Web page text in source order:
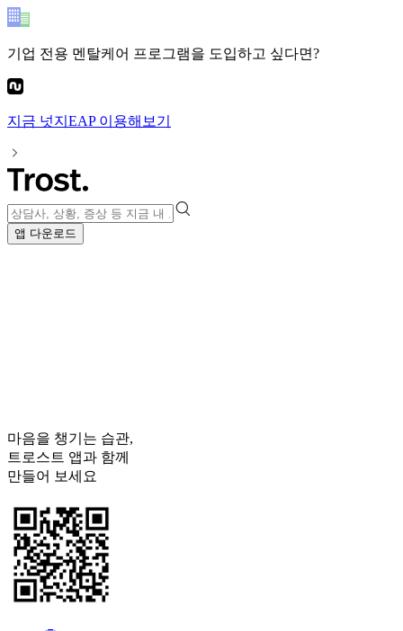
기업 전용 멘탈케어 프로그램을 도입하고 싶다면?
지금 넛지EAP이용해보기
앱 다운로드
마음을 챙기는 습관,
트로스트 앱과 함께
만들어 보세요